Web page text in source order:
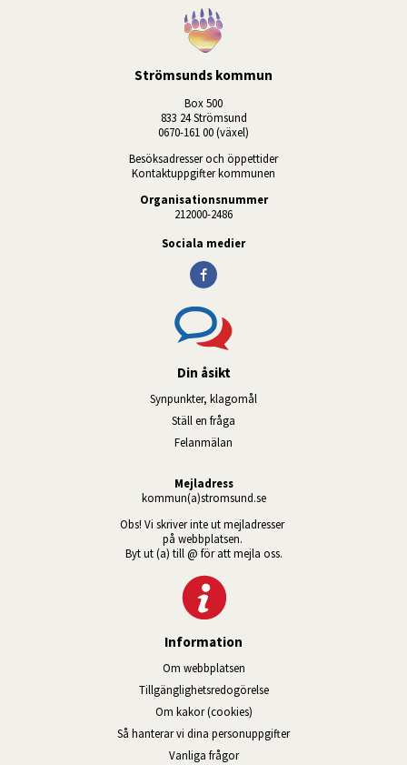
Strömsunds kommun
Box 500
833 24 Strömsund
0670-161 00 (växel)
Besöksadresser och öppettider
Kontaktuppgifter kommunen
Organisationsnummer
212000-2486
Sociala medier
Din åsikt
Synpunkter, klagomål
Ställ en fråga
Felanmälan
Mejladress
kommun(a)stromsund.se
Obs! Vi skriver inte ut mejladresser
på webbplatsen.
Byt ut (a) till @ för att mejla oss.
Information
Om webbplatsen
Tillgänglig­hets­redo­görelse
Om kakor (cookies)
Så hanterar vi dina personuppgifter
Vanliga frågor